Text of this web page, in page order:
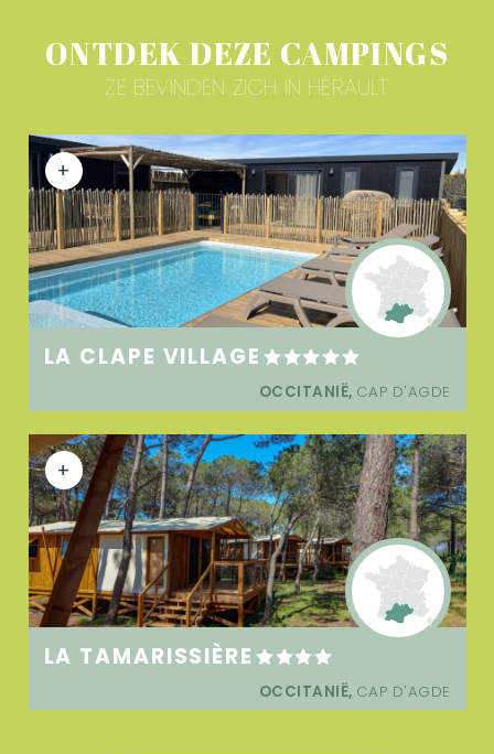
ONTDEK DEZE CAMPINGS
ZE BEVINDEN ZICH IN HÉRAULT
+
LA CLAPE VILLAGE
OCCITANIË, CAP D'AGDE
+
LA TAMARISSIÈRE
OCCITANIË, CAP D'AGDE